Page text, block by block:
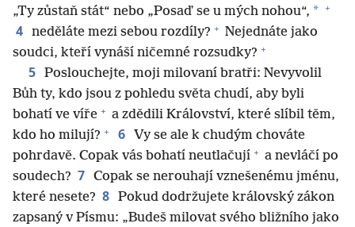
„Ty zůstaň stát“ nebo „Posaď se u mých nohou“, * +
4 neděláte mezi sebou rozdíly? + Nejednáte jako
soudci, kteří vynáší ničemné rozsudky? +
5 Poslouchejte, moji milovaní bratři: Nevyvolil
Bůh ty, kdo jsou z pohledu světa chudí, aby byli
bohatí ve víře + a zdědili Království, které slíbil těm,
kdo ho milují? + 6
Vy se ale k chudým chováte
pohrdavě. Copak vás bohatí neutlačují + a nevláčí po
soudech? 7 Copak se nerouhají vznešenému jménu,
které nesete? 8 Pokud dodržujete královský zákon
zapsaný v Písmu: „Budeš milovat svého bližního jako